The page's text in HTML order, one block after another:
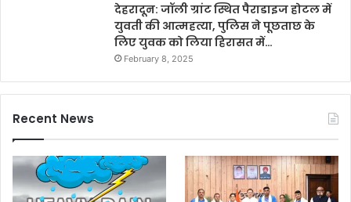
देहरादून: जॉली ग्रांट स्थित पैराडाइज होटल में
युवती की आत्महत्या, पुलिस ने पूछताछ के
लिए युवक को लिया हिरासत में…
February 8, 2025
Recent News